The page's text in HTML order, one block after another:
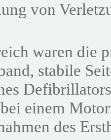
von
waren die
stabile
einem
des